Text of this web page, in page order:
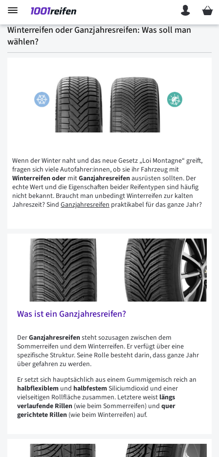
Mein
Winterreifen oder Ganzjahresreifen: Was soll man
wählen?
Wenn der Winter naht und das neue Gesetz „Loi Montagne“ greift,
fragen sich viele Autofahrer:innen, ob sie ihr Fahrzeug mit
Winterreifenoder mitGanzjahresreifenausrüsten sollten. Der
echte Wert und die Eigenschaften beider Reifentypen sind häufig
nicht bekannt. Braucht man unbedingt Winterreifen zur kalten
Jahreszeit? Sind Ganzjahresreifen praktikabel für das ganze Jahr?
Was ist ein Ganzjahresreifen?
DerGanzjahresreifensteht sozusagen zwischen dem
Sommerreifen und dem Winterreifen. Er verfügt über eine
spezifische Struktur. Seine Rolle besteht darin, dass ganze Jahr
über gefahren zu werden.
Er setzt sich hauptsächlich aus einem Gummigemisch reich an
halbflexiblem und halbfestemSiliciumdioxid und einer
vielseitigen Rollfläche zusammen. Letztere weist längs
verlaufende Rillen (wie beim Sommerreifen) und quer
gerichtete Rillen (wie beim Winterreifen) auf.